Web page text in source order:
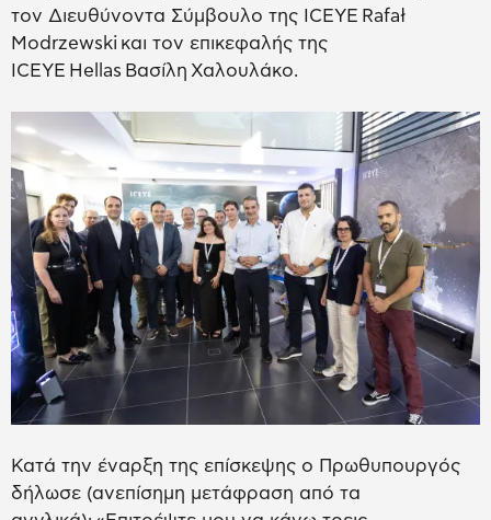
τον Διευθύνοντα Σύμβουλο της ICEYE Rafał
Modrzewski και τον επικεφαλής της
ICEYE Hellas Βασίλη Χαλουλάκο.
Κατά την έναρξη της επίσκεψης ο Πρωθυπουργός
δήλωσε (ανεπίσημη μετάφραση από τα